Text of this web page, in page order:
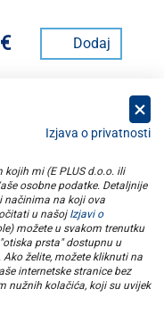
Dodaj
Izjava o privatnosti
mi (E PLUS d.o.o. ili
osobne podatke. Detaljnije
načinima na koji ova
u našoj Izjavi o
možete u svakom trenutku
prsta" dostupnu u
želite, možete kliknuti na
internetske stranice bez
nužnih kolačića, koji su uvijek